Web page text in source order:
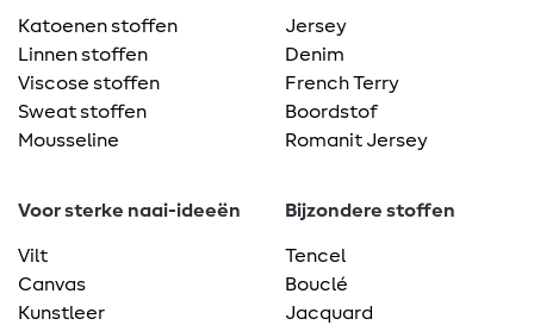
Katoenen stoffen
Linnen stoffen
Viscose stoffen
Sweat stoffen
Mousseline
Jersey
Denim
French Terry
Boordstof
Romanit Jersey
Voor sterke naai-ideeën
Vilt
Canvas
Kunstleer
Bijzondere stoffen
Tencel
Bouclé
Jacquard